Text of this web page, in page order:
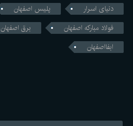
دنیای اسرار
پلیس اصفهان
فولاد مبارکه اصفهان
برق اصفهان
ابفااصفهان